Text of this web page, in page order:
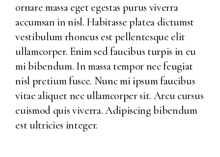
ornare massa eget egestas purus viverra
accumsan in nisl. Habitasse platea dictumst
vestibulum rhoncus est pellentesque elit
ullamcorper. Enim sed faucibus turpis in eu
mi bibendum. In massa tempor nec feugiat
nisl pretium fusce. Nunc mi ipsum faucibus
vitae aliquet nec ullamcorper sit. Arcu cursus
euismod quis viverra. Adipiscing bibendum
est ultricies integer.